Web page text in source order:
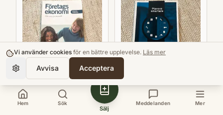
Företagsekonomi för
icke-ekonomer
Planera smartare : få tid
för det viktiga
Hem Sök
Sälj
Meddelanden Mer
Vi använder cookies för en bättre upplevelse. Läs mer
Avvisa Acceptera